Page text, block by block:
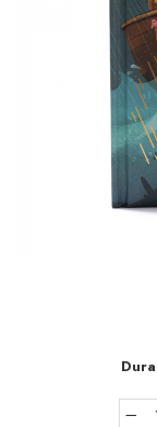
Viața de Familie
Prietenie,
Cărți de
Adolescenți și
Conducerea și